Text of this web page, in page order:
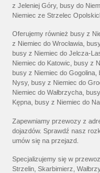
z Jeleniej Góry, busy do
Niemiec ze Strzelec
Oferujemy również busy z
z Niemiec do Wrocławia,
busy z Niemiec do Jelcza-
Niemiec do Katowic, busy z
busy z Niemiec do Gogolina,
Nysy, busy z Niemiec do
Niemiec do Wałbrzycha,
Kępna, busy z Niemiec do
Zapewniamy przewozy z
dojazdów. Sprawdź nasz
umów się na przejazd.
Specjalizujemy się w
Strzelin, Skarbimierz,